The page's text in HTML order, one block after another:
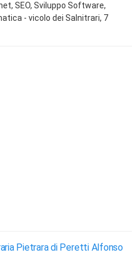
SEO, Sviluppo Software,
- vicolo dei Salnitrari, 7
Pietrara di Peretti Alfonso